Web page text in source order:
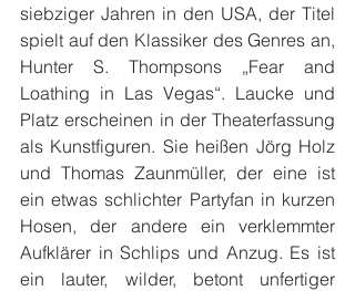
siebziger Jahren in den USA, der Titel
spielt auf den Klassiker des Genres an,
Hunter S. Thompsons „Fear and
Loathing in Las Vegas“. Laucke und
Platz erscheinen in der Theaterfassung
als Kunstfiguren. Sie heißen Jörg Holz
und Thomas Zaunmüller, der eine ist
ein etwas schlichter Partyfan in kurzen
Hosen, der andere ein verklemmter
Aufklärer in Schlips und Anzug. Es ist
ein lauter, wilder, betont unfertiger